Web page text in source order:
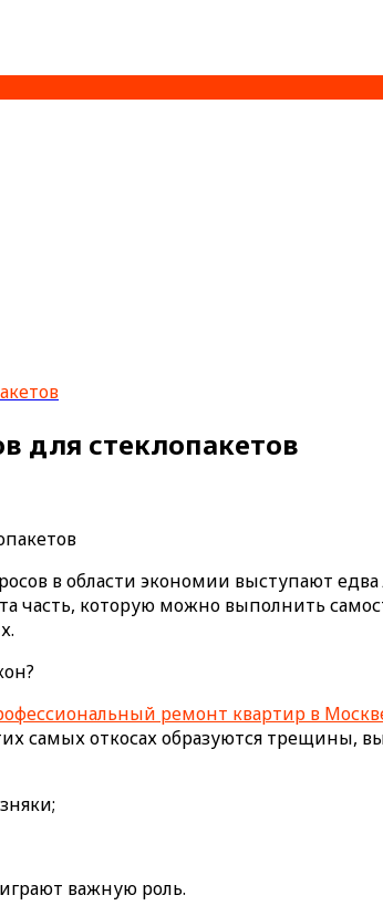
для стеклопакетов
в области экономии выступают
часть, которую можно выполнить
ремонт квартир в
самых откосах образуются трещины,
важную роль.